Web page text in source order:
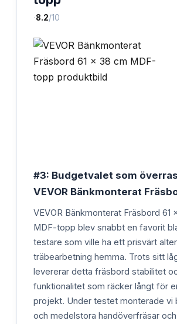
·8.2/10
#3: Budgetvalet som
VEVOR Bänkmonterat
VEVOR Bänkmonterat Fräsbord 61
MDF-topp blev snabbt en favorit
testare som ville ha ett prisvärt
träbearbetning hemma. Trots sitt
levererar detta fräsbord stabilitet
funktionalitet som räcker långt för
projekt. Under testet monterade vi
och medelstora handöverfräsar